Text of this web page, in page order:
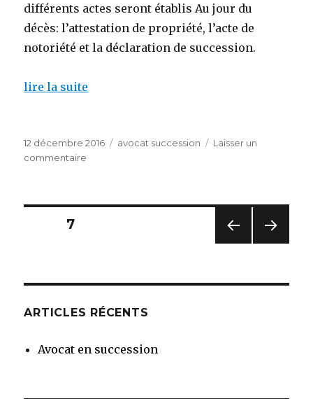
différents actes seront établis Au jour du
décès: l’attestation de propriété, l’acte de
notoriété et la déclaration de succession.
lire la suite
Publié
le
12 décembre 2016 Catégories
avocat succession
Laisser un
commentaire
Pagination
publications
ÉDE
7
ANT
ARTICLES RÉCENTS
Avocat en succession